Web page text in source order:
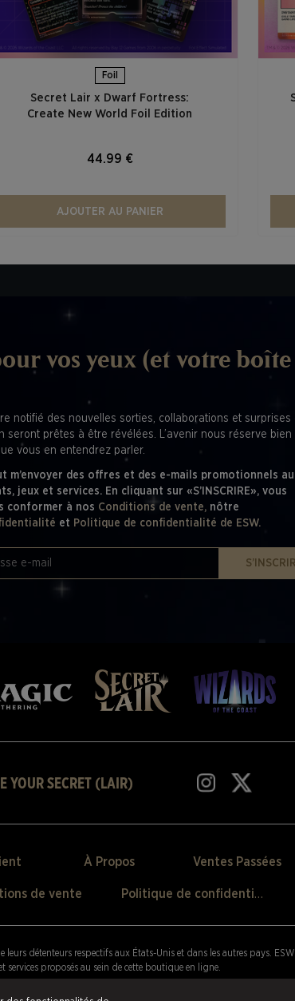
Foil
Secret Lair x Dwarf Fortress:
Create New World Foil Edition
44.99 €
AJOUTER AU PANIER
vos yeux (et votre boîte
notifié des nouvelles sorties, collaborations et surprises
seront prêtes à être révélées. L’avenir nous réserve bien
vous en entendrez parler.
m’envoyer des offres et des e-mails promotionnels
jeux et services. En cliquant sur «S’INSCRIRE», vous
conformer à nos Conditions de vente, nôtre
et Politique de confidentialité de ESW.
YOUR SECRET (LAIR)
À Propos Ventes Passées
de vente Politique de confidentialité
leurs détenteurs respectifs aux États-Unis et dans les autres pays.
services proposés au sein de cette boutique en ligne.